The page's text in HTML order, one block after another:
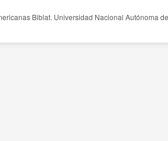
Biblat. Universidad Nacional Autónoma